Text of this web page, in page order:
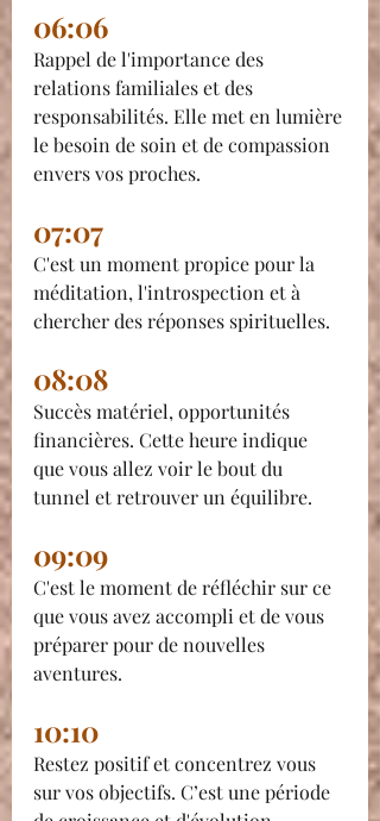
06:06
Rappel de l'importance des
relations familiales et des
responsabilités. Elle met en lumière
le besoin de soin et de compassion
envers vos proches.
07:07
C'est un moment propice pour la
méditation, l'introspection et à
chercher des réponses spirituelles.
08:08
Succès matériel, opportunités
financières. Cette heure indique
que vous allez voir le bout du
tunnel et retrouver un équilibre.
09:09
C'est le moment de réfléchir sur ce
que vous avez accompli et de vous
préparer pour de nouvelles
aventures.
10:10
Restez positif et concentrez vous
sur vos objectifs. C’est une période